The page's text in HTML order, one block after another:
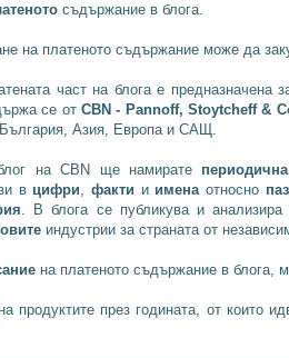
съдържание в блога.
на платеното съдържание може да
част на блога е предназначена
се отCBN - Pannoff, Stoytcheff &
Азия, Европа и САЩ.
на CBN ще намирате периодична
в цифри, факти и именаотносно
. В блога се публикува и анализира
индустрии за страната от
на платеното съдържание в блога,
продуктите през годината, от които